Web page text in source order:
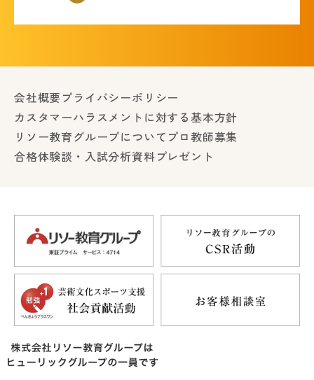
会社概要プライバシーポリシー
カスタマーハラスメントに対する基本方針
リソー教育グループについて プロ教師募集
合格体験談・入試分析資料プレゼント